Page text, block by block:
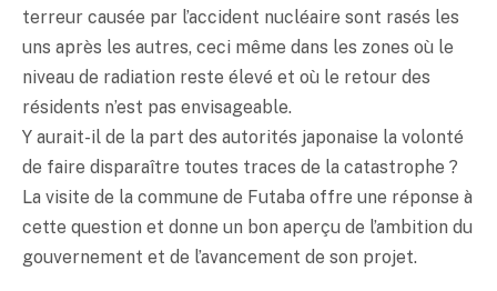
terreur causée par l’accident nucléaire sont rasés les
uns après les autres, ceci même dans les zones où le
niveau de radiation reste élevé et où le retour des
résidents n’est pas envisageable.
Y aurait-il de la part des autorités japonaise la volonté
de faire disparaître toutes traces de la catastrophe ?
La visite de la commune de Futaba offre une réponse à
cette question et donne un bon aperçu de l’ambition du
gouvernement et de l’avancement de son projet.